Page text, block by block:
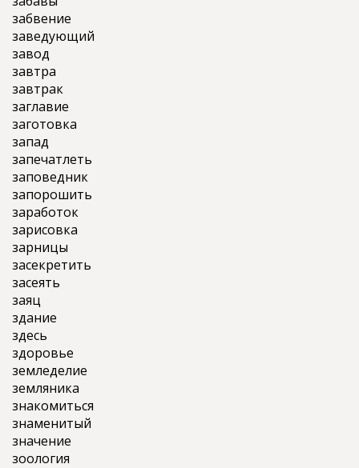
забвение
заведующий
завод
завтра
завтрак
заглавие
заготовка
запад
запечатлеть
заповедник
запорошить
заработок
зарисовка
зарницы
засекретить
засеять
заяц
здание
здесь
здоровье
земледелие
земляника
знакомиться
знаменитый
значение
зоология